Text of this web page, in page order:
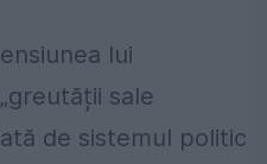
lui
sale
de sistemul politic